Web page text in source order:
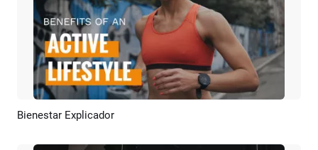
Previsualizar
Bienestar Explicador